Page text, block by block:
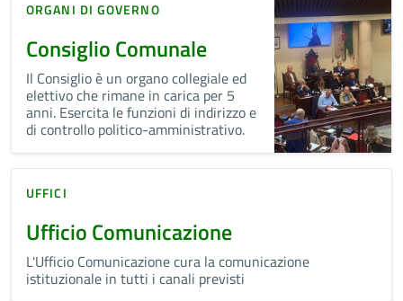
ORGANI DI GOVERNO
Consiglio Comunale
Il Consiglio è un organo collegiale ed
elettivo che rimane in carica per 5
anni. Esercita le funzioni di indirizzo e
di controllo politico-amministrativo.
UFFICI
Ufficio Comunicazione
L'Ufficio Comunicazione cura la comunicazione
istituzionale in tutti i canali previsti